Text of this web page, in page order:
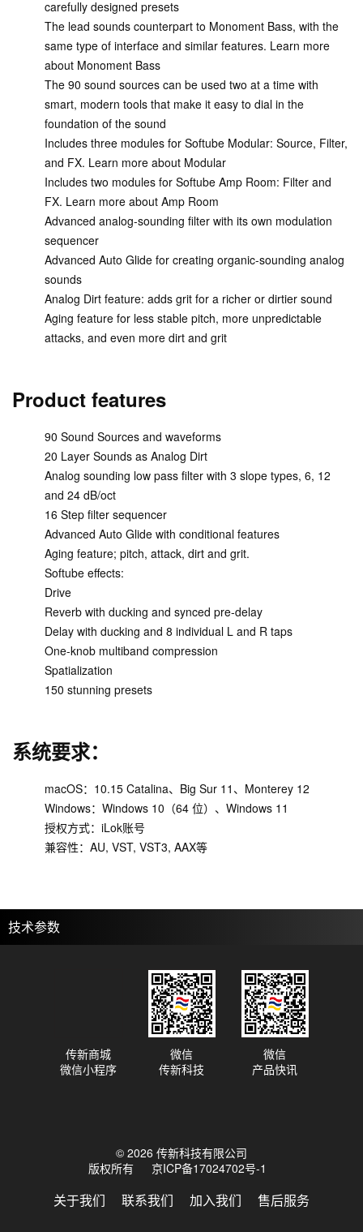
carefully designed presets
The lead sounds counterpart to Monoment Bass, with the
same type of interface and similar features. Learn more
about Monoment Bass
The 90 sound sources can be used two at a time with
smart, modern tools that make it easy to dial in the
foundation of the sound
Includes three modules for Softube Modular: Source, Filter,
and FX. Learn more about Modular
Includes two modules for Softube Amp Room: Filter and
FX. Learn more about Amp Room
Advanced analog-sounding filter with its own modulation
sequencer
Advanced Auto Glide for creating organic-sounding analog
sounds
Analog Dirt feature: adds grit for a richer or dirtier sound
Aging feature for less stable pitch, more unpredictable
attacks, and even more dirt and grit
Product features
90 Sound Sources and waveforms
20 Layer Sounds as Analog Dirt
Analog sounding low pass filter with 3 slope types, 6, 12
and 24 dB/oct
16 Step filter sequencer
Advanced Auto Glide with conditional features
Aging feature; pitch, attack, dirt and grit.
Softube effects:
Drive
Reverb with ducking and synced pre-delay
Delay with ducking and 8 individual L and R taps
One-knob multiband compression
Spatialization
150 stunning presets
系统要求：
macOS：10.15 Catalina、Big Sur 11、Monterey 12
Windows：Windows 10（64 位）、Windows 11
授权方式：iLok账号
兼容性：AU, VST, VST3, AAX等
技术参数
© 2026 传新科技有限公司
版权所有
京ICP备17024702号-1
关于我们 联系我们 加入我们 售后服务
传新商城
微信小程序
微信
传新科技
微信
产品快讯